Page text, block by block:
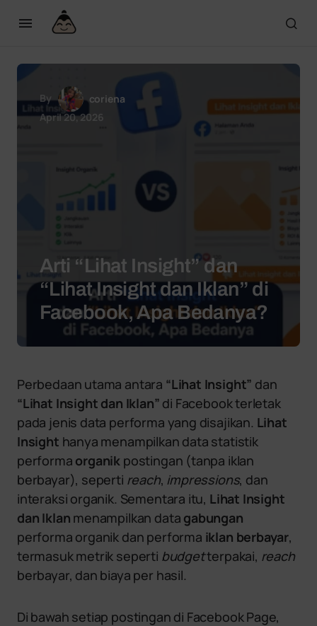
By
coriena
April 20, 2026
Arti “Lihat Insight” dan
“Lihat Insight dan Iklan” di
Facebook, Apa Bedanya?
Perbedaan utama antara “Lihat Insight” dan
“Lihat Insight dan Iklan” di Facebook terletak
pada jenis data performa yang disajikan. Lihat
Insight hanya menampilkan data statistik
performa organik postingan (tanpa iklan
berbayar), seperti reach, impressions, dan
interaksi organik. Sementara itu, Lihat Insight
dan Iklan menampilkan data gabungan
performa organik dan performa iklan berbayar,
termasuk metrik seperti budgetterpakai, reach
berbayar, dan biaya per hasil.
Di bawah setiap postingan di Facebook Page,